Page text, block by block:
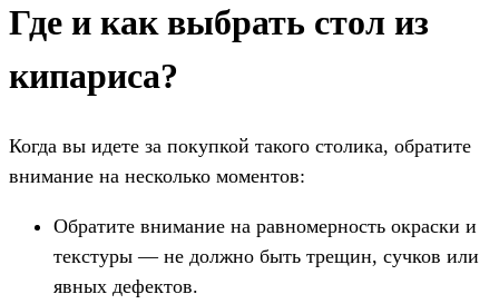
Где и как выбрать стол из
кипариса?
Когда вы идете за покупкой такого столика, обратите
внимание на несколько моментов:
Обратите внимание на равномерность окраски и
текстуры — не должно быть трещин, сучков или
явных дефектов.